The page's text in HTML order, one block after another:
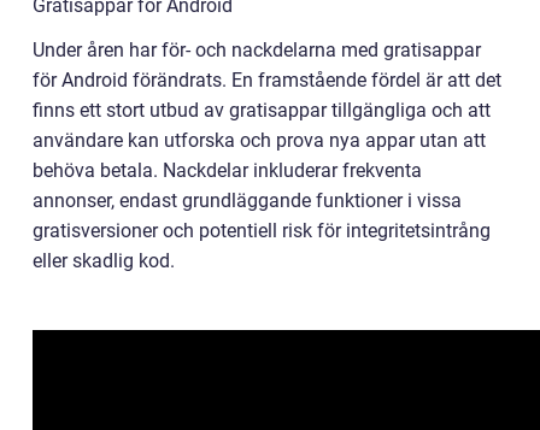
Gratisappar för Android
Under åren har för- och nackdelarna med gratisappar
för Android förändrats. En framstående fördel är att det
finns ett stort utbud av gratisappar tillgängliga och att
användare kan utforska och prova nya appar utan att
behöva betala. Nackdelar inkluderar frekventa
annonser, endast grundläggande funktioner i vissa
gratisversioner och potentiell risk för integritetsintrång
eller skadlig kod.